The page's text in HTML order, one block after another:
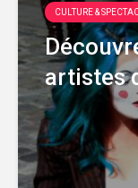
CULTURE &
artistes